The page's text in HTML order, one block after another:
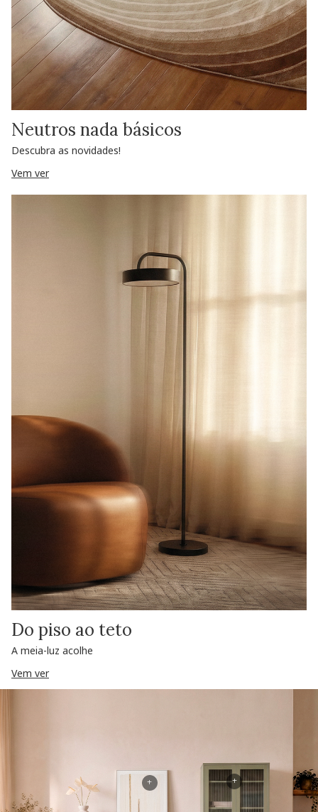
Neutros nada básicos
Descubra as novidades!
Vem ver
Do piso ao teto
A meia-luz acolhe
Vem ver
+
+